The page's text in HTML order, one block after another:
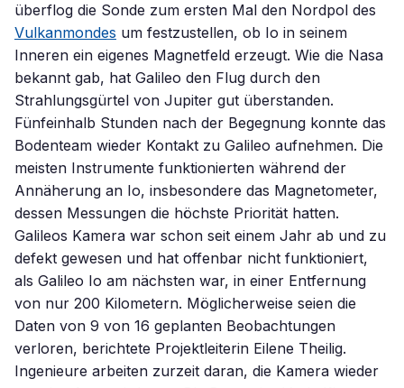
überflog die Sonde zum ersten Mal den Nordpol des
Vulkanmondes um festzustellen, ob Io in seinem
Inneren ein eigenes Magnetfeld erzeugt. Wie die Nasa
bekannt gab, hat Galileo den Flug durch den
Strahlungsgürtel von Jupiter gut überstanden.
Fünfeinhalb Stunden nach der Begegnung konnte das
Bodenteam wieder Kontakt zu Galileo aufnehmen. Die
meisten Instrumente funktionierten während der
Annäherung an Io, insbesondere das Magnetometer,
dessen Messungen die höchste Priorität hatten.
Galileos Kamera war schon seit einem Jahr ab und zu
defekt gewesen und hat offenbar nicht funktioniert,
als Galileo Io am nächsten war, in einer Entfernung
von nur 200 Kilometern. Möglicherweise seien die
Daten von 9 von 16 geplanten Beobachtungen
verloren, berichtete Projektleiterin Eilene Theilig.
Ingenieure arbeiten zurzeit daran, die Kamera wieder